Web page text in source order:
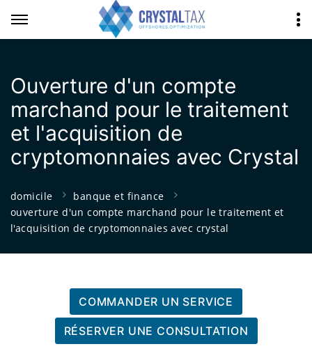
Ouverture d'un compte
marchand pour le traitement
et l'acquisition de
cryptomonnaies avec Crystal
domicile
banque et finance
ouverture d'un compte marchand pour le traitement et
l'acquisition de cryptomonnaies avec crystal
COMMANDER UN SERVICE
RÉSERVER UNE CONSULTATION